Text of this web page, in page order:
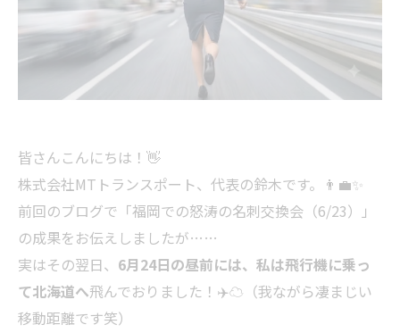
皆さんこんにちは！👋
株式会社MTトランスポート、代表の鈴木です。👨‍💼✨
前回のブログで「福岡での怒涛の名刺交換会（6/23）」
の成果をお伝えしましたが……
実はその翌日、 6月24日の昼前には、私は飛行機に乗っ
て北海道へ飛んでおりました！✈️☁️（我ながら凄まじい
移動距離です笑）